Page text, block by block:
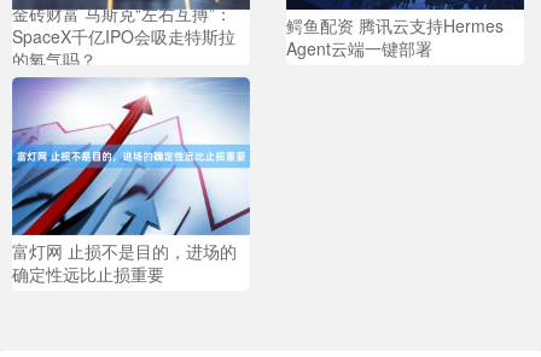
金砖财富 马斯克“左右互搏”：
SpaceX千亿IPO会吸走特斯拉
的氧气吗？
鳄鱼配资 腾讯云支持Hermes
Agent云端一键部署
富灯网 止损不是目的，进场的
确定性远比止损重要